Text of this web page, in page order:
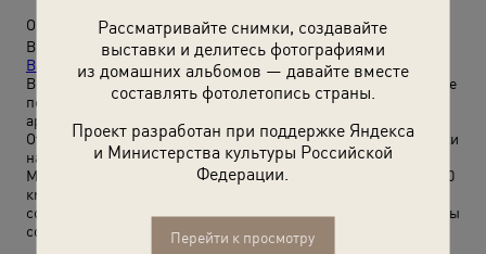
Рассматривайте снимки, создавайте
выставки и делитесь фотографиями
из домашних альбомов — давайте вместе
составлять фотолетопись страны.
Проект разработан при поддержке Яндекса
и Министерства культуры Российской
Федерации.
Перейти к просмотру
О фотографии:
Выставка
«На первенство ДОСААФ. Мотоспорт в объективе
Валентина Хухлаева»с этой фотографией.
Всесоюзные соревнования по мотоспорту на лично-командное
первенство ДОСААФ (Добровольное общество содействия
армии, авиации и флоту) 1951 года прошли в Подмосковье.
Открытие соревнований, парад участников и шоссейные гонки
на дистанцию 100 км. состоялись 16 сентября на 23 км.
Минского шоссе, мотокросс по пересеченной местности на 100
км. состоялся в районе станции Расторгуево 23 сентября. В
соревнованиях участвовали сборные команды и мотоциклисты
союзных республик, городов Москвы и Ленинграда.